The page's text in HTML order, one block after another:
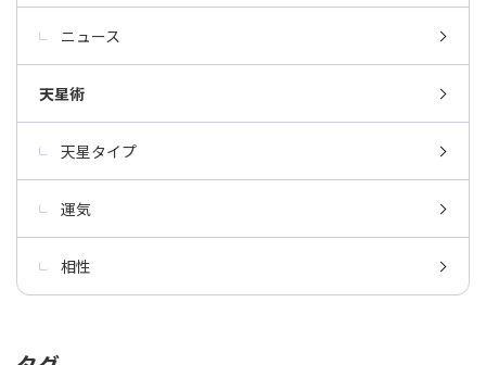
ニュース
天星術
天星タイプ
運気
相性